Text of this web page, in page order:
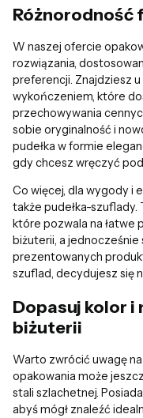
Różnorodność
W naszej ofercie
rozwiązania,
preferencji. Znajdziesz
wykończeniem, które
przechowywania
sobie oryginalność i
pudełka w formie
gdy chcesz wręczyć
Co więcej, dla wygody i
także pudełka-
które pozwala na łatwe
biżuterii, a jednocześnie
prezentowanych
szuflad, decydujesz się
Dopasuj kolor i
biżuterii
Warto zwrócić uwagę
opakowania może
stali szlachetnej.
abyś mógł znaleźć